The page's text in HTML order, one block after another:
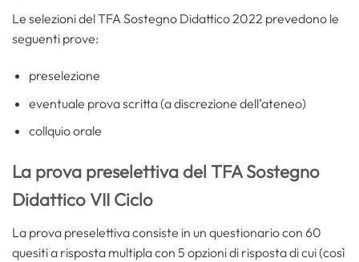
Le selezioni del TFA Sostegno Didattico 2022 prevedono le
seguenti prove:
preselezione
eventuale prova scritta (a discrezione dell’ateneo)
collquio orale
La prova preselettiva del TFA Sostegno
Didattico VII Ciclo
La prova preselettiva consiste in un questionario con 60
quesiti a risposta multipla con 5 opzioni di risposta di cui (così